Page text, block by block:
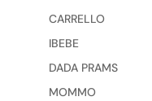
CARRELLO
IBEBE
DADA PRAMS
MOMMO